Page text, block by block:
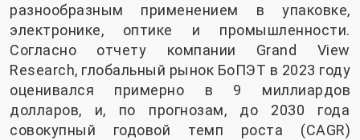
разнообразным применением в упаковке,
электронике, оптике и промышленности.
Согласно отчету компании Grand View
Research, глобальный рынок БоПЭТ в 2023 году
оценивался примерно в 9 миллиардов
долларов, и, по прогнозам, до 2030 года
совокупный годовой темп роста (CAGR)